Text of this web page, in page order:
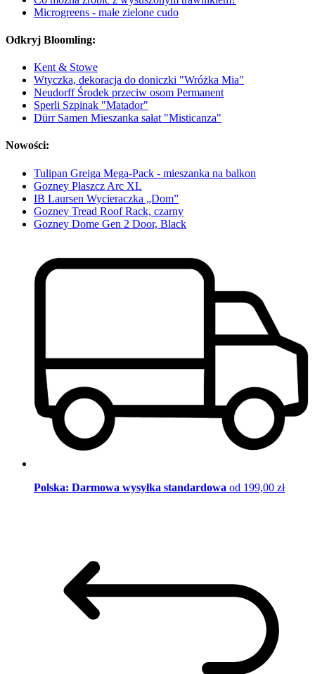
Microgreens - małe zielone cudo
Odkryj Bloomling:
Kent & Stowe
Wtyczka, dekoracja do doniczki "Wróżka Mia"
Neudorff Środek przeciw osom Permanent
Sperli Szpinak "Matador"
Dürr Samen Mieszanka sałat "Misticanza"
Nowości:
Tulipan Greiga Mega-Pack - mieszanka na balkon
Gozney Płaszcz Arc XL
IB Laursen Wycieraczka „Dom”
Gozney Tread Roof Rack, czarny
Gozney Dome Gen 2 Door, Black
Polska: Darmowa wysyłka standardowa od 199,00 zł